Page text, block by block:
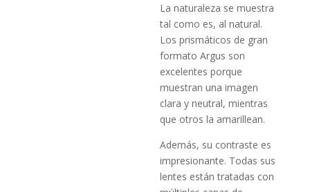
La naturaleza se muestra
tal como es, al natural.
Los prismáticos de gran
formato Argus son
excelentes porque
muestran una imagen
clara y neutral, mientras
que otros la amarillean.
Además, su contraste es
impresionante. Todas sus
lentes están tratadas con